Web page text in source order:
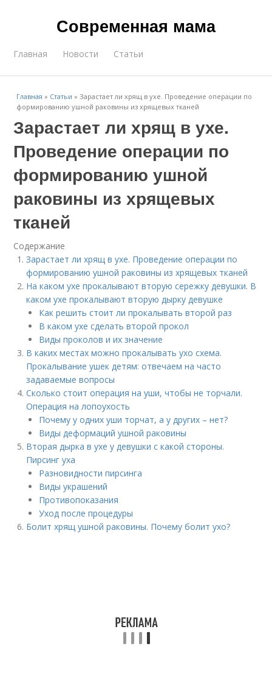
Современная мама
Главная Новости Статьи
Главная » Статьи »Зарастает ли хрящ в ухе. Проведение операции по
формированию ушной раковины из хрящевых тканей
Зарастает ли хрящ в ухе.
Проведение операции по
формированию ушной
раковины из хрящевых
тканей
Содержание
Зарастает ли хрящ в ухе. Проведение операции по
формированию ушной раковины из хрящевых тканей
На каком ухе прокалывают вторую сережку девушки. В
каком ухе прокалывают вторую дырку девушке
Как решить стоит ли прокалывать второй раз
В каком ухе сделать второй прокол
Виды проколов и их значение
В каких местах можно прокалывать ухо схема.
Прокалывание ушек детям: отвечаем на часто
задаваемые вопросы
Сколько стоит операция на уши, чтобы не торчали.
Операция на лопоухость
Почему у одних уши торчат, а у других – нет?
Виды деформаций ушной раковины
Вторая дырка в ухе у девушки с какой стороны.
Пирсинг уха
Разновидности пирсинга
Виды украшений
Противопоказания
Уход после процедуры
Болит хрящ ушной раковины. Почему болит ухо?